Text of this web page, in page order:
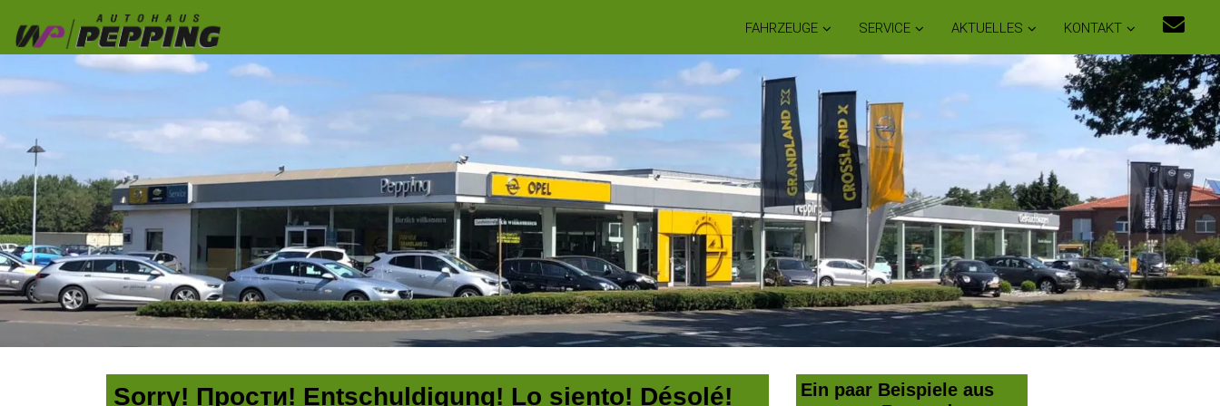
FAHRZEUGE SERVICE AKTUELLES KONTAKT
Sorry! Прости! Entschuldigung! Lo siento! Désolé!
Ein paar Beispiele aus